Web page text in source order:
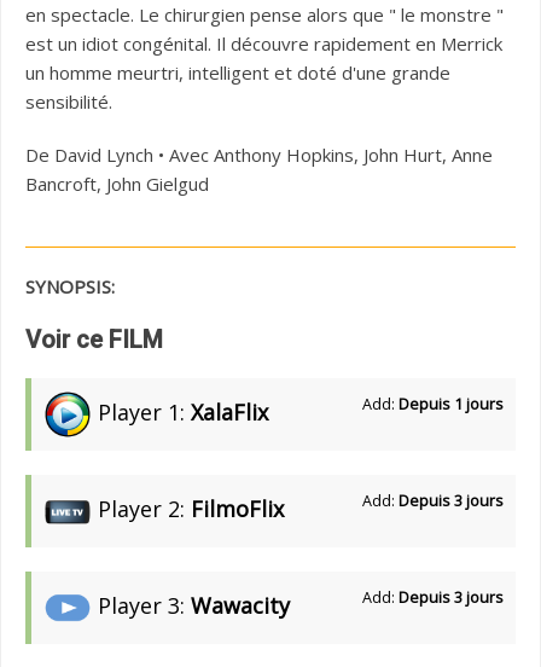
en spectacle. Le chirurgien pense alors que " le monstre "
est un idiot congénital. Il découvre rapidement en Merrick
un homme meurtri, intelligent et doté d'une grande
sensibilité.
De David Lynch • Avec Anthony Hopkins, John Hurt, Anne
Bancroft, John Gielgud
SYNOPSIS:
Voir ce FILM
Player 1: XalaFlix Add: Depuis 1 jours
Player 2: FilmoFlix Add: Depuis 3 jours
Player 3: Wawacity Add: Depuis 3 jours